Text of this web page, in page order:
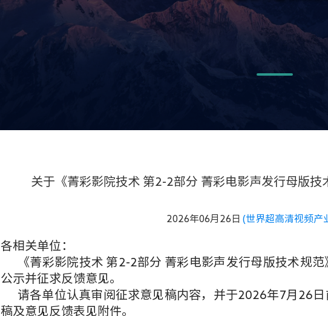
关于《菁彩影院技术 第2-2部分 菁彩电影声发行母版技
2026年06月26日 (世界超高清视频产
各相关单位：
《菁彩影院技术 第2-2部分 菁彩电影声发行母版技术规
公示并征求反馈意见。
请各单位认真审阅征求意见稿内容，并于2026年7月26
稿及意见反馈表见附件。